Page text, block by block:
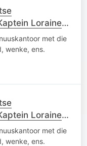
Loraine
met die
wenke, ens.
Loraine
met die
wenke, ens.